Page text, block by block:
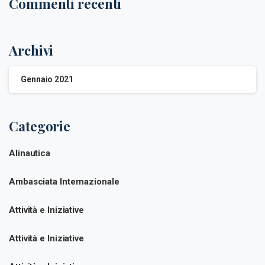
Archivi
Gennaio 2021
Categorie
Alinautica
Ambasciata Internazionale
Attività e Iniziative
Attività e Iniziative